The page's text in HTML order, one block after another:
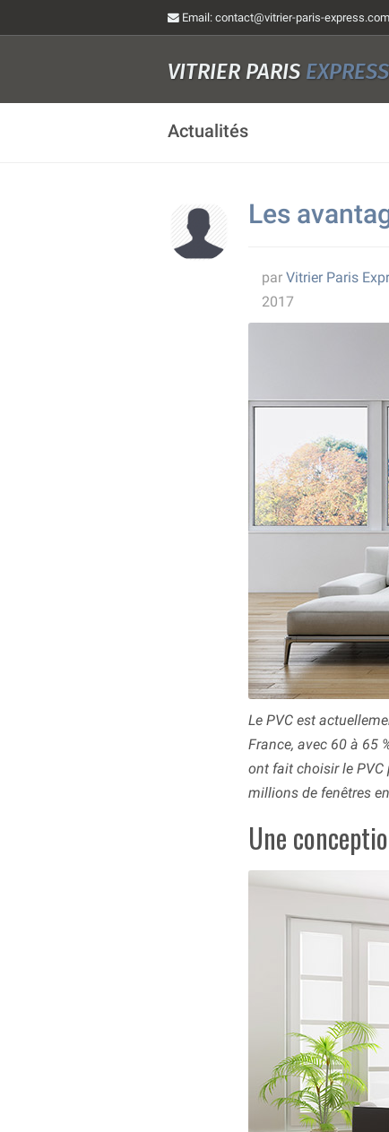
Email: contact@vitrier-paris-express.com
VITRIER PARIS EXPRESS
Actualités
Les
par Vitrier Paris
2017
Le PVC est
France, avec 60 à 65
ont fait choisir le
millions de fenêtres
Une